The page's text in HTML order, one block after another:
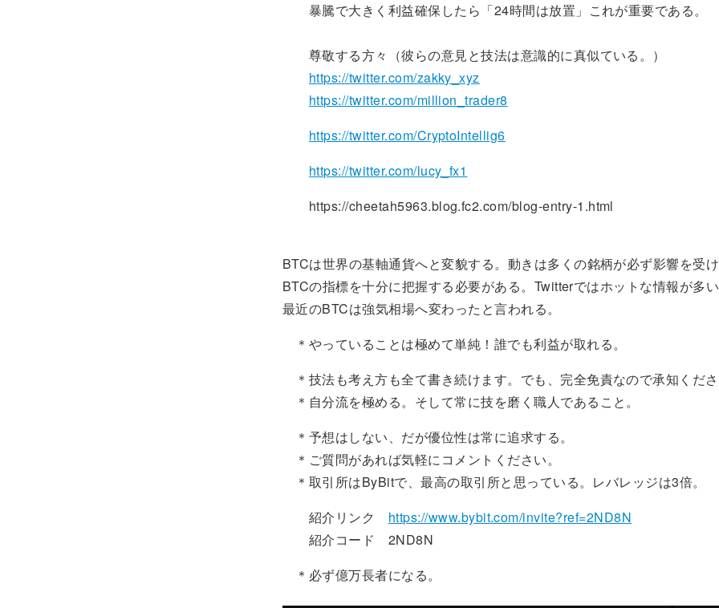
暴騰で大きく利益確保したら「24時間は放置」これが重要である。
尊敬する方々（彼らの意見と技法は意識的に真似ている。）
https://twitter.com/zakky_xyz
https://twitter.com/million_trader8
https://twitter.com/CryptoIntellig6
https://twitter.com/lucy_fx1
https://cheetah5963.blog.fc2.com/blog-entry-1.html
BTCは世界の基軸通貨へと変貌する。動きは多くの銘柄が必ず影響を受け
BTCの指標を十分に把握する必要がある。Twitterではホットな情報が多い
最近のBTCは強気相場へ変わったと言われる。
＊やっていることは極めて単純！誰でも利益が取れる。
＊技法も考え方も全て書き続けます。でも、完全免責なので承知くださ
＊自分流を極める。そして常に技を磨く職人であること。
＊予想はしない、だが優位性は常に追求する。
＊ご質問があれば気軽にコメントください。
＊取引所はByBitで、最高の取引所と思っている。レバレッジは3倍。
紹介リンク https://www.bybit.com/invite?ref=2ND8N
紹介コード 2ND8N
＊必ず億万長者になる。